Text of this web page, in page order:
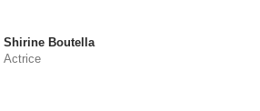
Shirine Boutella
Actrice